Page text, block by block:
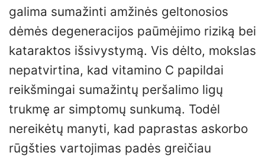
galima sumažinti amžinės geltonosios
dėmės degeneracijos paūmėjimo riziką bei
kataraktos išsivystymą. Vis dėlto, mokslas
nepatvirtina, kad vitamino C papildai
reikšmingai sumažintų peršalimo ligų
trukmę ar simptomų sunkumą. Todėl
nereikėtų manyti, kad paprastas askorbo
rūgšties vartojimas padės greičiau